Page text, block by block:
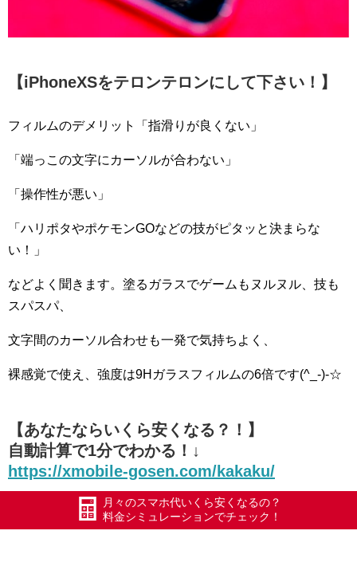
【iPhoneXSをテロンテロンにして下さい！】
フィ ルムのデメリット「指滑りが良くない」
「端っこの文字に カーソルが合わない」
「操作性が悪い」
「ハリポタやポケモンGOなどの技がピタッと決まらな
い！」
などよく聞き ます。塗るガラスでゲームもヌルヌル、技も
スパスパ、
文字間のカーソル合わせも一発で気持ちよく、
裸感覚で使え 、強度は9Hガラスフィルムの6倍です(^_-)-☆
【あなたならいくら安くなる？！】
自動計算で1分でわかる！↓
https://xmobile-gosen.com/kakaku/
実際にお得になった方一覧 ↓
月々のスマホ代いくら安くなるの？
料金シミュレーションでチェック！